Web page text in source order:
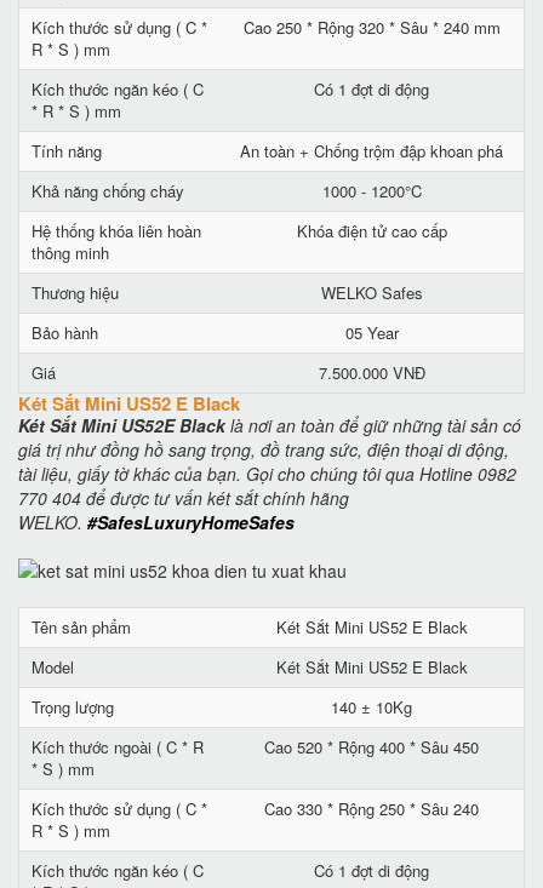
Kích thước sử dụng ( C *
R * S ) mm
Cao 250 * Rộng 320 * Sâu * 240 mm
Kích thước ngăn kéo ( C
* R * S ) mm
Có 1 đợt di động
Tính năng
An toàn + Chống trộm đập khoan phá
Khả năng chống cháy
1000 - 1200°C
Hệ thống khóa liên hoàn
thông minh
Khóa điện tử cao cấp
Thương hiệu
WELKO Safes
Bảo hành
05 Year
Giá
7.500.000 VNĐ
Két Sắt Mini US52 E Black
Két Sắt Mini US52E Blacklà nơi an toàn để giữ những tài sản có
giá trị như đồng hồ sang trọng, đồ trang sức, điện thoại di động,
tài liệu, giấy tờ khác của bạn. Gọi cho chúng tôi qua Hotline 0982
770 404 để được tư vấn két sắt chính hãng
WELKO. #SafesLuxuryHomeSafes
Tên sản phẩm
Két Sắt Mini US52 E Black
Model
Két Sắt Mini US52 E Black
Trọng lượng
140 ± 10Kg
Kích thước ngoài ( C * R
* S ) mm
Cao 520 * Rộng 400 * Sâu 450
Kích thước sử dụng ( C *
R * S ) mm
Cao 330 * Rộng 250 * Sâu 240
Kích thước ngăn kéo ( C
Có 1 đợt di động